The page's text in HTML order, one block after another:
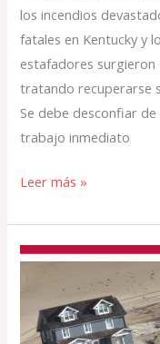
los incendios
fatales en Kentucky y
estafadores surgieron
tratando recuperarse
Se debe desconfiar
trabajo inmediato
Leer más »
Evite
en
estafas